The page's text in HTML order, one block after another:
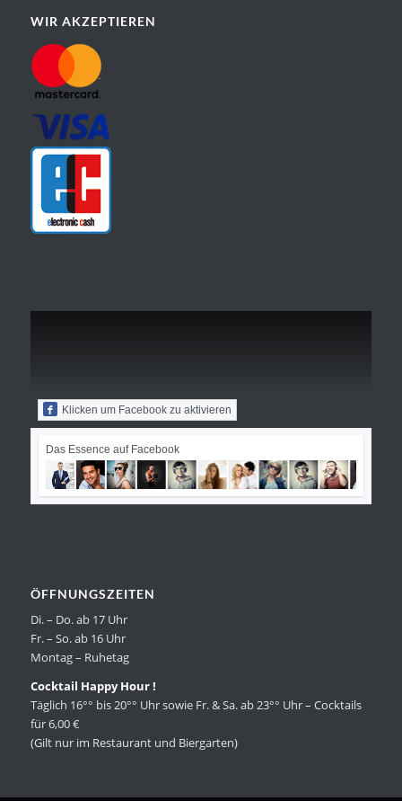
WIR AKZEPTIEREN
Klicken um Facebook zu aktivieren
Das Essence auf Facebook
ÖFFNUNGSZEITEN
Di. – Do. ab 17 Uhr
Fr. – So. ab 16 Uhr
Montag – Ruhetag
Cocktail Happy Hour !
Täglich 16°° bis 20°° Uhr sowie Fr. & Sa. ab 23°° Uhr – Cocktails
für 6,00 €
(Gilt nur im Restaurant und Biergarten)